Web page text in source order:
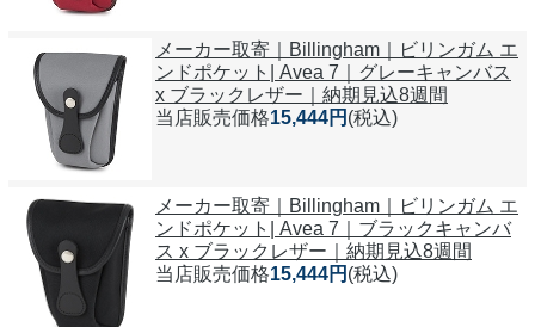
メーカー取寄｜Billingham｜ビリンガム エ
ンドポケット| Avea 7｜グレーキャンバス
x ブラックレザー｜納期見込8週間
当店販売価格15,444円 (税込)
メーカー取寄｜Billingham｜ビリンガム エ
ンドポケット| Avea 7｜ブラックキャンバ
ス x ブラックレザー｜納期見込8週間
当店販売価格15,444円 (税込)